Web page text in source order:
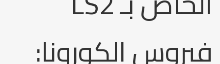
فيروس الكورونا: